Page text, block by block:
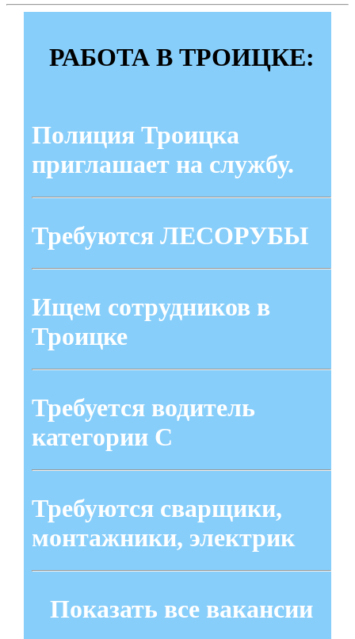
РАБОТА В ТРОИЦКЕ:
Полиция Троицка
приглашает на службу.
Требуются ЛЕСОРУБЫ
Ищем сотрудников в
Троицке
Требуется водитель
категории С
Требуются сварщики,
монтажники, электрик
Показать все вакансии